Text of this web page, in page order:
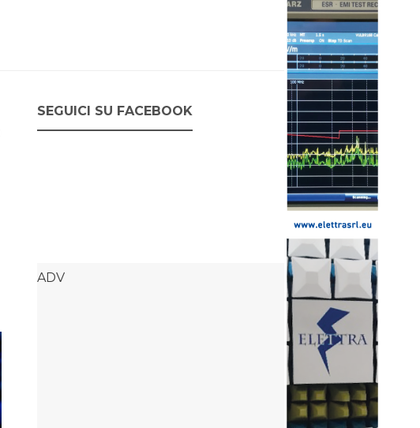
SEGUICI SU FACEBOOK